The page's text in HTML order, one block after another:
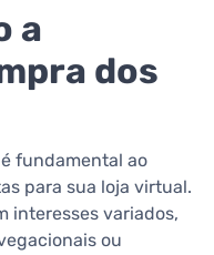
a
dos
fundamental ao
para sua loja virtual.
interesses variados,
ou